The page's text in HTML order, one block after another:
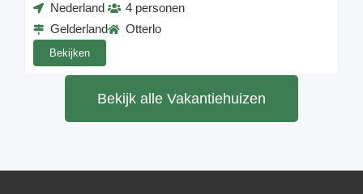
Nederland
Gelderland
4 personen
Otterlo
Bekijken
Bekijk alle Vakantiehuizen